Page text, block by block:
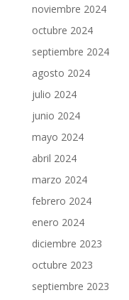
noviembre 2024
octubre 2024
septiembre 2024
agosto 2024
julio 2024
junio 2024
mayo 2024
abril 2024
marzo 2024
febrero 2024
enero 2024
diciembre 2023
octubre 2023
septiembre 2023